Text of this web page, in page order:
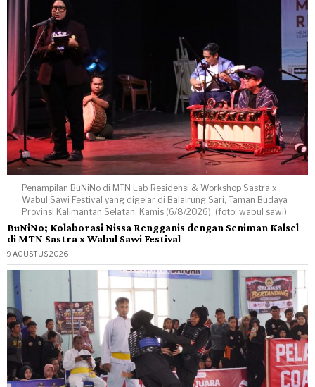
Penampilan BuNiNo di MTN Lab Residensi & Workshop Sastra x
Wabul Sawi Festival yang digelar di Balairung Sari, Taman Budaya
Provinsi Kalimantan Selatan, Kamis (6/8/2026). (foto: wabul sawi)
BuNiNo; Kolaborasi Nissa Rengganis dengan Seniman Kalsel
di MTN Sastra x Wabul Sawi Festival
9 AGUSTUS 2026